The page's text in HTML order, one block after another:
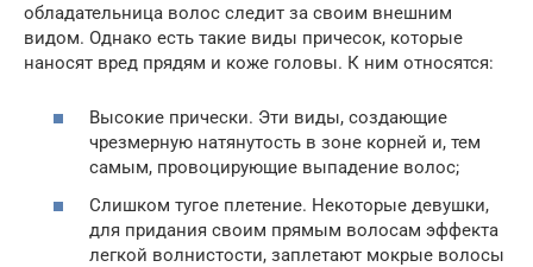
обладательница волос следит за своим внешним
видом. Однако есть такие виды причесок, которые
наносят вред прядям и коже головы. К ним относятся:
Высокие прически. Эти виды, создающие
чрезмерную натянутость в зоне корней и, тем
самым, провоцирующие выпадение волос;
Слишком тугое плетение. Некоторые девушки,
для придания своим прямым волосам эффекта
легкой волнистости, заплетают мокрые волосы